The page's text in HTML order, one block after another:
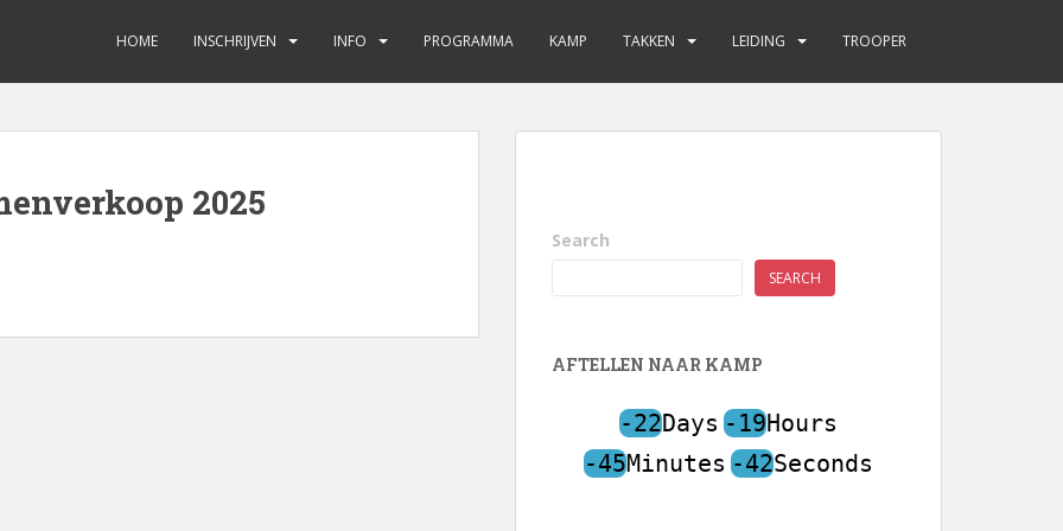
HOME INSCHRIJVEN INFO PROGRAMMA KAMP TAKKEN LEIDING TROOPER
2025
Search
SEARCH
AFTELLEN NAAR KAMP
-22Days -19Hours
-45Minutes -42Seconds